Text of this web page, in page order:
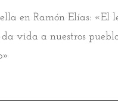
en Ramón Elías: «El
vida a nuestros